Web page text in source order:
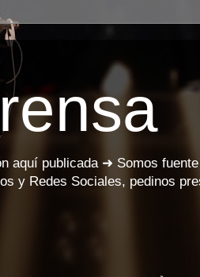
publicada ➜ Somos
y Redes Sociales, pedinos